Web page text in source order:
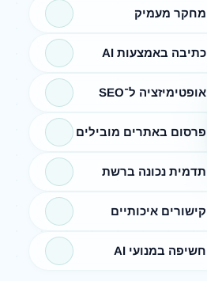
מחקר מעמיק
כתיבה באמצעות AI
אופטימיזציה ל־SEO
פרסום באתרים מובילים
תדמית נכונה ברשת
קישורים איכותיים
חשיפה במנועי AI